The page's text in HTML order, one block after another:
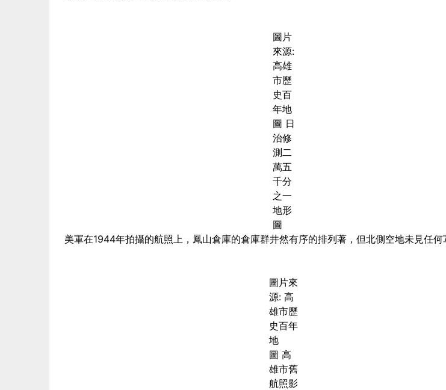
圖片
來源:
高雄
市歷
史百
年地
圖 日
治修
測二
萬五
千分
之一
地形
圖
美軍在1944年拍攝的航照上，鳳山倉庫的倉庫群井然有序的排列著，但北側空地未見任何
圖片來
源: 高
雄市歷
史百年
地
圖 高
雄市舊
航照影